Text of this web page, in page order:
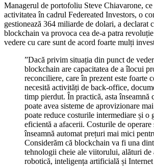
Managerul de portofoliu Steve Chiavarone, ce
activitatea în cadrul Federeated Investors, o
gestionează 364 miliarde de dolari, a declarat
blockchain va provoca cea de-a patra
vedere cu care sunt de acord foarte mulți
”Dacă privim situația din punct de
blockchain are capacitatea de a îlocui
reconciliere, care în prezent este foarte
necesită activități de back-office,
timp pierdut. În practică, asta înseamnă
poate avea sisteme de aprovizionare
poate reduce costurile intermediare și o
eficientă a afacerii. Costurile de operare
înseamnă automat prețuri mai mici
Considerăm că blockchain va fi una
tehnologii cheie ale viitorului, alături de
robotică, inteligența artificială și